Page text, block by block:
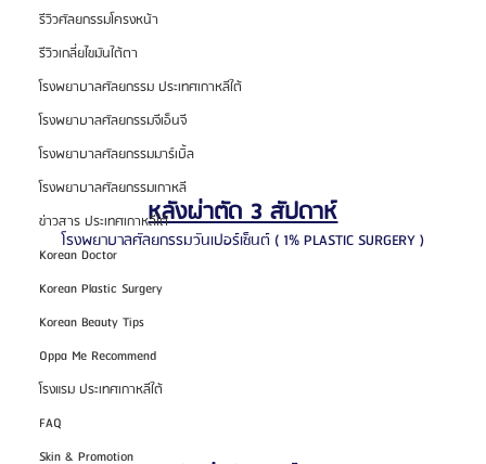
รีวิวศัลยกรรมโครงหน้า
รีวิวเกลี่ยไขมันใต้ตา
โรงพยาบาลศัลยกรรม ประเทศเกาหลีใต้
โรงพยาบาลศัลยกรรมจีเอ็นจี
โรงพยาบาลศัลยกรรมมาร์เบิ้ล
โรงพยาบาลศัลยกรรมเกาหลี
ข่าวสาร ประเทศเกาหลีใต้
Korean Doctor
Korean Plastic Surgery
Korean Beauty Tips
Oppa Me Recommend
โรงแรม ประเทศเกาหลีใต้
FAQ
Skin & Promotion
หลังผ่าตัด 3 สัปดาห์
โรงพยาบาลศัลยกรรมวันเปอร์เซ็นต์ ( 1% PLASTIC SURGERY )